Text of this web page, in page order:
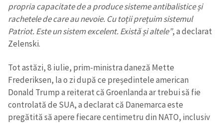
propria capacitate de a produce sisteme antibalistice și
rachetele de care au nevoie. Cu toții prețuim sistemul
Patriot. Este un sistem excelent. Există și altele”, a declarat
Zelenski.
Tot astăzi, 8 iulie, prim-ministra daneză Mette
Frederiksen, la o zi după ce președintele american
Donald Trump a reiterat că Groenlanda ar trebui să fie
controlată de SUA, a declarat că Danemarca este
pregătită să apere fiecare centimetru din NATO, inclusiv